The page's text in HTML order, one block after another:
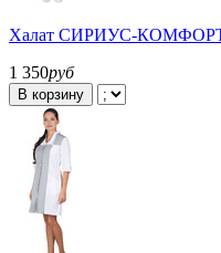
Халат СИРИУС-КОМФОРТ,
1 350руб
В корзину